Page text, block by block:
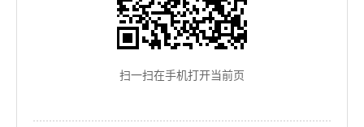
扫一扫在手机打开当前页